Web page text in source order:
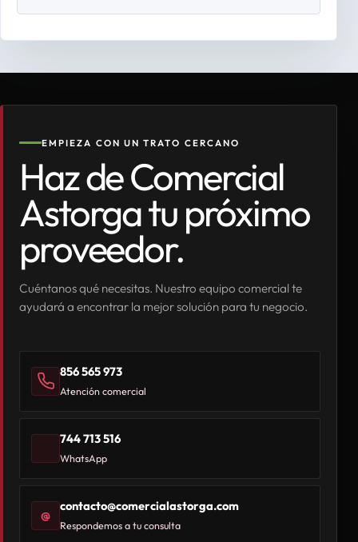
EMPIEZA CON UN TRATO CERCANO
Haz de Comercial
Astorga tu próximo
proveedor.
Cuéntanos qué necesitas. Nuestro equipo comercial te
ayudará a encontrar la mejor solución para tu negocio.
856 565 973
Atención comercial
744 713 516
WhatsApp
@
contacto@comercialastorga.com
Respondemos a tu consulta